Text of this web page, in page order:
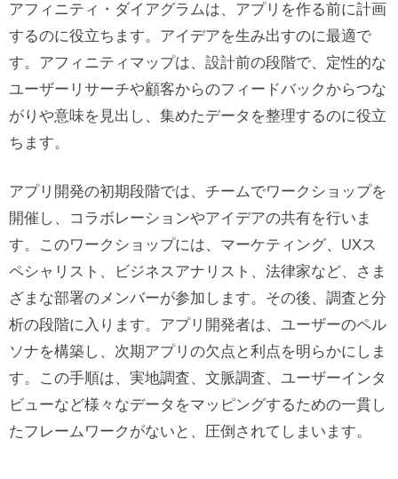
アフィニティ・ダイアグラムは、アプリを作る前に計画
するのに役立ちます。アイデアを生み出すのに最適で
す。アフィニティマップは、設計前の段階で、定性的な
ユーザーリサーチや顧客からのフィードバックからつな
がりや意味を見出し、集めたデータを整理するのに役立
ちます。
アプリ開発の初期段階では、チームでワークショップを
開催し、コラボレーションやアイデアの共有を行いま
す。このワークショップには、マーケティング、UXス
ペシャリスト、ビジネスアナリスト、法律家など、さま
ざまな部署のメンバーが参加します。その後、調査と分
析の段階に入ります。アプリ開発者は、ユーザーのペル
ソナを構築し、次期アプリの欠点と利点を明らかにしま
す。この手順は、実地調査、文脈調査、ユーザーインタ
ビューなど様々なデータをマッピングするための一貫し
たフレームワークがないと、圧倒されてしまいます。